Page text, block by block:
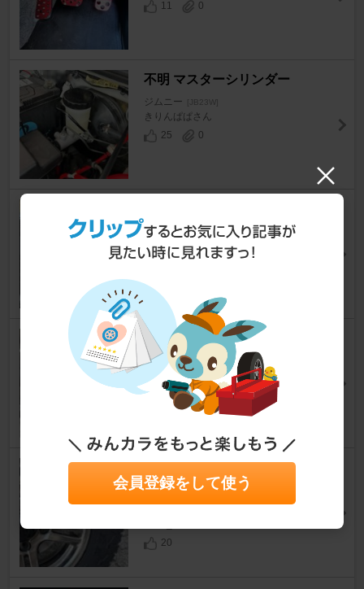
11
0
不明 マスターシリンダー
ジムニー [JB23W]
きりんぱぱさん
25
0
ルバースポーク
ジムニー [JB23W]
H.S.P 強化 イグニッションコイ
ル
ジムニー [JB23W]
JB23_背番号3さん
DUNLOP GRANDTREK R/T 0
1
20
会員登録をして使う